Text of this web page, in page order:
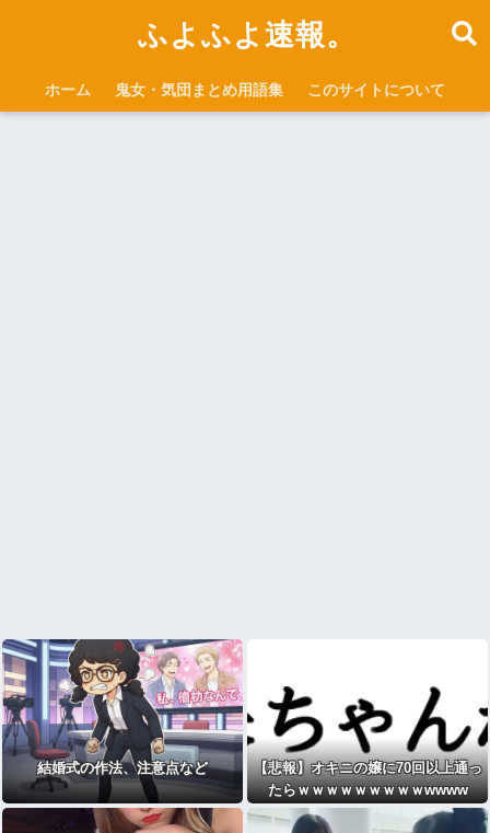
ふよふよ速報。
ホーム 鬼女・気団まとめ用語集 このサイトについて
結婚式の作法、注意点など
【悲報】オキニの嬢に70回以上通っ
たらｗｗｗｗｗｗｗｗｗwwww